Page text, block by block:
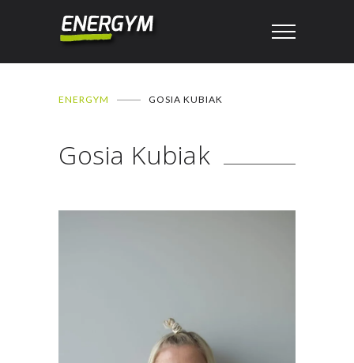
ENERGYM GOSIA KUBIAK
Gosia Kubiak